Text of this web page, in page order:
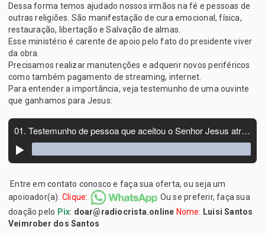
Dessa forma temos ajudado nossos irmãos na fé e pessoas de
outras religiões. São manifestação de cura emocional, física,
restauração, libertação e Salvação de almas.
Esse ministério é carente de apoio pelo fato do presidente viver
da obra.
Precisamos realizar manutenções e adquerir novos periféricos
como também pagamento de streaming, internet.
Para entender a importância, veja testemunho de uma ouvinte
que ganhamos para Jesus:
Entre em contato conosco e faça sua oferta, ou seja um
apoioador(a). Clique:
Ou se preferir, faça sua
doação pelo Pix: doar@radiocrista.online Nome: Luisi Santos
Veimrober dos Santos